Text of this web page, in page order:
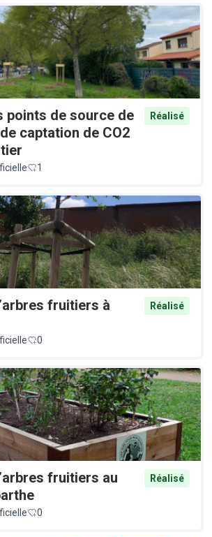
points de source de
captation de CO2
Réalisé
1
fruitiers à
Réalisé
0
fruitiers au
Réalisé
0